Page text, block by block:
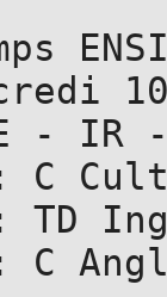
- IR
: C
TD
C